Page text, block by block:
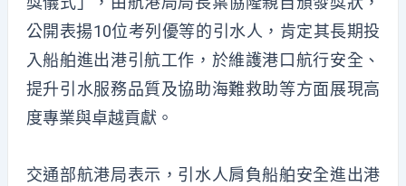
公開表揚10位考列優等的引水人，肯定其長期投
入船舶進出港引航工作，於維護港口航行安全、
提升引水服務品質及協助海難救助等方面展現高
度專業與卓越貢獻。
交通部航港局表示，引水人肩負船舶安全進出港